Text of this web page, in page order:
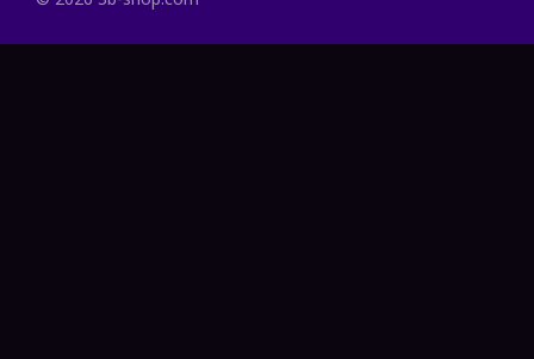
Heist (7)